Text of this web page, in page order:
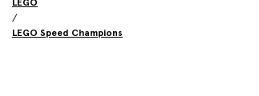
LEGO
/
LEGO Speed Champions